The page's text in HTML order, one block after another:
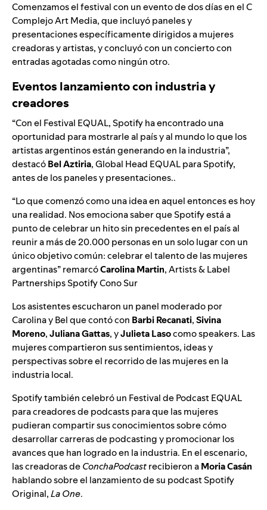
Comenzamos el festival con un evento de dos días en el C
Complejo Art Media, que incluyó paneles y
presentaciones específicamente dirigidos a mujeres
creadoras y artistas, y concluyó con un concierto con
entradas agotadas como ningún otro.
Eventos lanzamiento con industria y
creadores
“Con el Festival EQUAL, Spotify ha encontrado una
oportunidad para mostrarle al país y al mundo lo que los
artistas argentinos están generando en la industria”,
destacóBel Aztiria, Global Head EQUAL para Spotify,
antes de los paneles y presentaciones..
“Lo que comenzó como una idea en aquel entonces es hoy
una realidad. Nos emociona saber que Spotify está a
punto de celebrar un hito sin precedentes en el país al
reunir a más de 20.000 personas en un solo lugar con un
único objetivo común: celebrar el talento de las mujeres
argentinas” remarcóCarolina Martin, Artists & Label
Partnerships Spotify Cono Sur
Los asistentes escucharon un panel moderado por
Carolina y Bel que contó con Barbi Recanati,Sivina
Moreno,Juliana Gattas, yJulieta Lasocomo speakers. Las
mujeres compartieron sus sentimientos, ideas y
perspectivas sobre el recorrido de las mujeres en la
industria local.
Spotify también celebró un Festival de Podcast EQUAL
para creadores de podcasts para que las mujeres
pudieran compartir sus conocimientos sobre cómo
desarrollar carreras de podcasting y promocionar los
avances que han logrado en la industria. En el escenario,
las creadoras deConchaPodcastrecibieron aMoria Casán
hablando sobre el lanzamiento de su podcast Spotify
Original,La One.